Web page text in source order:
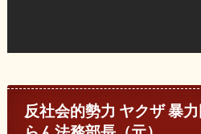
反社会的勢力 ヤクザ 暴